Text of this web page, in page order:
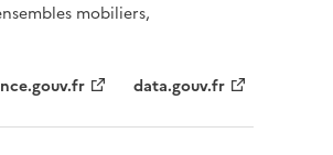
mobiliers,
data.gouv.fr